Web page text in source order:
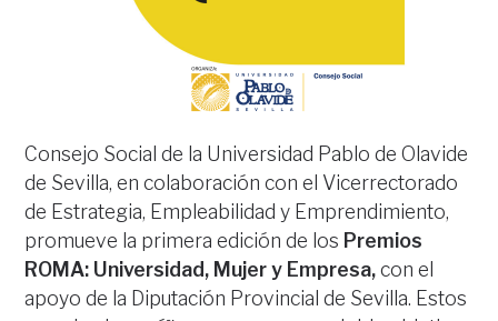
Consejo Social de la Universidad Pablo de Olavide
de Sevilla, en colaboración con el Vicerrectorado
de Estrategia, Empleabilidad y Emprendimiento,
promueve la primera edición de los Premios
ROMA: Universidad, Mujer y Empresa,con el
apoyo de la Diputación Provincial de Sevilla. Estos